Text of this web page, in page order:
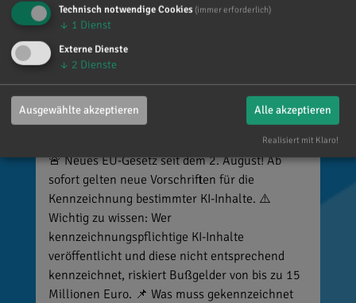
Reinhard Brandl
vor 5 Tagen
🚨 Neues EU-Gesetz seit dem 2. August! Ab
sofort gelten neue Vorschriften für die
Kennzeichnung bestimmter KI-Inhalte. ⚠️
Wichtig zu wissen: Wer
kennzeichnungspflichtige KI-Inhalte
veröffentlicht und diese nicht entsprechend
kennzeichnet, riskiert Bußgelder von bis zu 15
Millionen Euro. 📌 Was muss gekennzeichnet
Technisch notwendige Cookies (immer erforderlich)
↓ 1 Dienst
Externe Dienste
↓ 2 Dienste
Ausgewählte akzeptieren Alle akzeptieren
Realisiert mit Klaro!